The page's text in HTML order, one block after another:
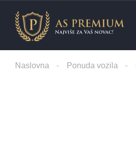
Naslovna Ponuda vozila